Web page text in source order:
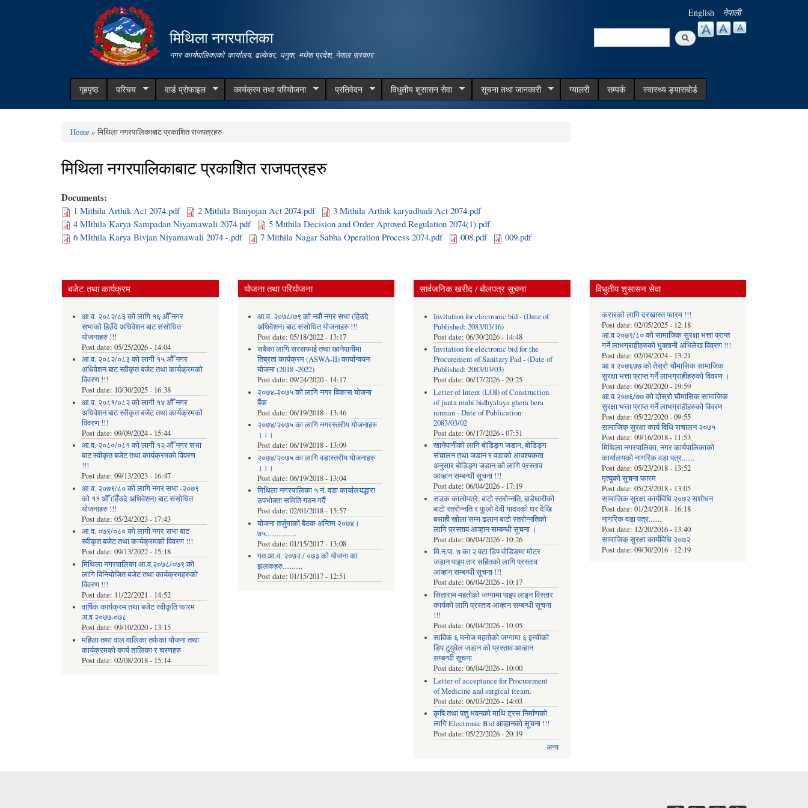
मिथिला नगरपालिका
नगर कार्यपालिकाको कार्यालय, ढल्केवर, धनुषा, मधेश प्रदेश, नेपाल सरकार
English नेपाली
Search
गृहपृष्ठ परिचय वार्ड प्रोफाइल कार्यक्रम तथा परियोजना प्रतिवेदन विधुतीय शुसासन सेवा सूचना तथा जानकारी ग्यालरी सम्पर्क स्वास्थ्य ड्यासबोर्ड
Home» मिथिला नगरपालिकाबाट प्रकाशित राजपत्रहरु
मिथिला नगरपालिकाबाट प्रकाशित राजपत्रहरु
Documents:
1 Mithila Arthik Act 2074.pdf 2 Mithila Biniyojan Act 2074.pdf
3 Mithila Arthik karyadbadi Act 2074.pdf
4 MIthila Karya Sampadan Niyamawali 2074.pdf
5 Mithila Decision and Order Aproved Regulation 2074(1).pdf
6 MIthila Karya Bivjan Niyamawali 2074 -.pdf
7 Mithila Nagar Sabha Operation Process 2074.pdf 008.pdf 009.pdf
बजेट तथा कार्यक्रम
आ.व. २०८२/८३ को लागि १६ औँ नगर
सभाको हिउँदे अधिवेशन बाट संसोधित
योजनाहरु !!!
Post date: 05/25/2026 - 14:04
आ.व. २०८२/०८३ को लागी १५ औँ नगर
अधिवेशन बाट स्वीकृत बजेट तथा कार्यक्रमको
विवरण !!!
Post date: 10/30/2025 - 16:38
आ.व. २०८१/०८२ को लागी १४ औँ नगर
अधिवेशन बाट स्वीकृत बजेट तथा कार्यक्रमको
विवरण !!!
Post date: 09/09/2024 - 15:44
आ.व. २०८०/०८१ को लागी १२ औँ नगर सभा
बाट स्वीकृत बजेट तथा कार्यक्रमको विवरण
!!!
Post date: 09/13/2023 - 16:47
आ.व. २०७९/८० को लागि नगर सभा -२०७९
को ११ औँ (हिँउदे अधिवेशन) बाट संसोधित
योजनाहरु !!!
Post date: 05/24/2023 - 17:43
आ.व. ०७९/०८० को लागी नगर सभा बाट
स्वीकृत बजेट तथा कार्यक्रमको विवरण !!!
Post date: 09/13/2022 - 15:18
मिथिला नगरपालिका आ.व.२०७८/०७९ को
लागि विनियोजित बजेट तथा कार्यक्रमहरुको
विवरण !!!
Post date: 11/22/2021 - 14:52
वार्षिक कार्यक्रम तथा बजेट स्वीकृति फारम
अ.व २०७७-०७८
Post date: 09/10/2020 - 13:15
महिला तथा वाल वालिका तर्फका याेजना तथा
कार्यक्रमकाे कार्य तालिका र चरणहरु
Post date: 02/08/2018 - 15:14
योजना तथा परियोजना
आ.व. २०७८/७९ को नवौं नगर सभा (हिउदे
अधिवेशन) बाट संसोधित योजनाहरु !!!
Post date:05/18/2022 - 13:17
सबैका लागि सरसफाई तथा खानेपानीमा
तिब्रता कार्यक्रम (ASWA-II) कार्यान्वयन
योजना (2018 -2022)
Post date:09/24/2020 - 14:17
२०७४-२०७५ को लागि नगर विकास योजना
बैंक
Post date:06/19/2018 - 13:46
२०७४/२०७५ का लागि नगरस्तरीय योजनाहरु
।।।
Post date:06/19/2018 - 13:09
२०७४/२०७५ का लागि वडास्तरीय योजनाहरु
।।।
Post date:06/19/2018 - 13:04
मिथिला नगरपालिका ५ नं. वडा कार्यालयद्धारा
उपभोक्ता समिति गठन गर्दै
Post date:02/01/2018 - 15:57
याेजना तर्जुमाकाे बैठक अन्तिम २०७४।
७५.................
Post date:01/15/2017 - 13:08
गत आ.व. २०७२ / ०७३ को योजना का
झलकहरु...........
Post date:01/15/2017 - 12:51
सार्वजनिक खरीद / बोलपत्र सूचना
Invitation for electronic bid - (Date of
Published: 2083/03/16)
Post date: 06/30/2026 - 14:48
Invitation for electronic bid for the
Procurement of Sanitary Pad - (Date of
Published: 2083/03/03)
Post date: 06/17/2026 - 20:25
Letter of Intent (LOI) of Construction
of janta mabi bidhyalaya ghera bera
nirman - Date of Publication:
2083/03/02
Post date: 06/17/2026 - 07:51
खानेपानीको लागि बोडिङ्ग जडान, बोडिङ्ग
संचालन तथा जडान र वडाको आवश्यकता
अनुसार बोडिङ्ग जडान को लागि प्रस्ताव
आव्हान सम्बन्धी सूचना !!!
Post date: 06/04/2026 - 17:19
सडक कालोपत्रे, बाटो स्तरोन्नति, हाडेघारीको
बाटो स्तरोन्नति र फुलो देवी यादवको घर देखि
बसाही खोला सम्म ढलान बाटो स्तरोन्नतिको
लागि प्रस्ताव आव्हान सम्बन्धी सूचना ।
Post date: 06/04/2026 - 10:26
मि.न.पा. ७ का २ वटा डिप वोडिङमा मोटर
जडान पाइप तार सहितको लागि प्रस्ताव
आव्हान सम्बन्धी सूचना !!!
Post date: 06/04/2026 - 10:17
सिताराम महतोको जग्गामा पाइप लाइन विस्तार
कार्यको लागि प्रस्ताव आव्हान सम्बन्धी सूचना
!!!
Post date: 06/04/2026 - 10:05
साविक ६ मनोज महतोको जग्गामा ६ इन्चीको
डिप टुयुवेल जडान को प्रस्ताव आव्हान
सम्बन्धी सूचना
Post date: 06/04/2026 - 10:00
Letter of acceptance for Procurement
of Medicine and surgical iteam.
Post date: 06/03/2026 - 14:03
कृषि तथा पशु भवनको माथि ट्रस निर्माणको
लागि Electronic Bid आव्हानको सूचना !!!
Post date: 05/22/2026 - 20:19
अन्य
विधुतीय शुसासन सेवा
करारको लागि दरखास्त फारम !!!
Post date: 02/05/2025 - 12:18
आ.व २०७९/८० को सामाजिक सुरक्षा भत्ता प्राप्त
गर्ने लाभग्राहीहरुको भुक्तानी अभिलेख विवरण !!!
Post date: 02/04/2024 - 13:21
आ.व २०७६७७ को तेस्रो चौमासिक सामाजिक
सुरक्षा भत्ता प्राप्त गर्ने लाभग्राहीहरुको विवरण ।
Post date: 06/20/2020 - 19:59
आ.व २०७६/७७ को दोस्रो चौमासिक सामाजिक
सुरक्षा भत्ता प्राप्त गर्ने लाभग्राहीहरुको विवरण
Post date: 05/22/2020 - 09:55
सामाजिक सुरक्षा कार्य विधि स‌चालन २०७५
Post date: 09/16/2018 - 11:53
मिथिला नगरपालिका, नगर कार्यपालिकाको
कार्यालयकाे नागरिक वडा पत्र.......
Post date: 05/23/2018 - 13:52
मृत्युको सुचना फारम
Post date: 05/23/2018 - 13:05
सामाजिक सुरक्षा कार्यविधि २०७२ स‌शाेधन
Post date: 01/24/2018 - 16:18
नागरिक वडा पत्र.......
Post date: 12/20/2016 - 13:40
सामाजिक सुरक्षा कार्यविधि २०७२
Post date: 09/30/2016 - 12:19